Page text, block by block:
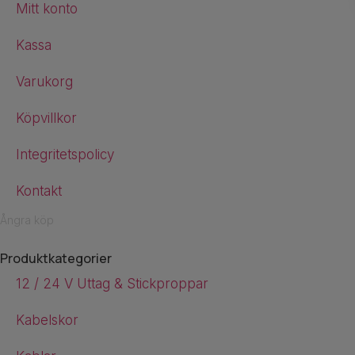
Mitt konto
Kassa
Varukorg
Köpvillkor
Integritetspolicy
Kontakt
Produktkategorier
12 / 24 V Uttag & Stickproppar
Kabelskor